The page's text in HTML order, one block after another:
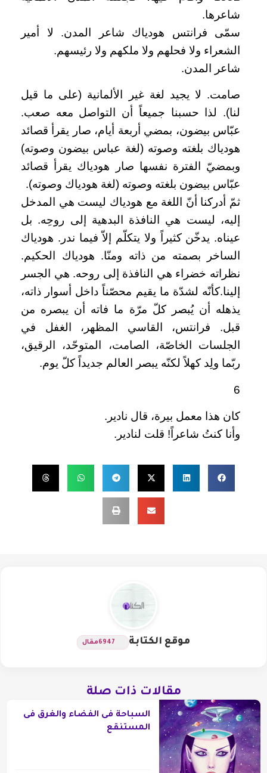
شاعرها.
سمّى فرانتس هودياك شاعر المدن. لا أمير
الشعراء ولا فحلهم ولا ملكهم ولا رئيسهم.
شاعر المدن.
صامت. لا يجيد لغة غير الألمانية (على ما قيل
لنا). لذا حسبنا جميعاً أن التواصل معه صعب.
عبّاس بيضون، بمضي أربعة أيام، صار يقرأ قصائد
هودياك بلغته وصوته (لغة عباس بيضون وصوته)
وبمضيّ الفترة نفسها صار هودياك يقرأ قصائد
عبّاس بيضون بلغته وصوته (لغة هودياك وصوته).
ثمّ أدركنا أنّ اللغة مع هودياك ليست هي المدخل
إليه، ليست هي النافذة البدهية إلى روحِه. بل
عيناه. يدخّن كثيراً ولا يتكلّم إلاّ فيما ندر. هودياك
الساخر بصمته من ذاته ومنّا. هودياك الحكيم.
نظراته خضراء هي النافذة إلى روحه. هي الجسر
إلينا.كأنّه لشدّة ما يقيم محصّناً داخل أسوار ذاته،
يذهله أن يُبصر كلّ مرّة ما فاته أن يبصره من
قبل. فرانتس، القاسي المظهر، الغفل في
الجلسات الخاصّة، الصامت، المتوحّد، الرقيق،
ربّما ولِد كهلاً لكنّه يبصر العالم جديداً كلّ يوم.
6
كان هذا معمل بيرة، قال نادير.
وأنا كنتُ شاعراً! قلت لنادير.
موقع الكتابة 6947مقال
مقالات ذات صلة
السباحة فى الفضاء والغرق فى
المستنقع